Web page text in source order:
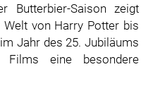
PRODUCTS
Butterbier-Saison zeigt
von Harry Potter bis
Jahr des 25. Jubiläums
eine besondere